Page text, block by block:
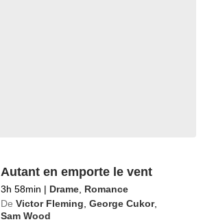
Autant en emporte le vent
3h 58min | Drame Romance
De Victor Fleming ,George Cukor,
Sam Wood